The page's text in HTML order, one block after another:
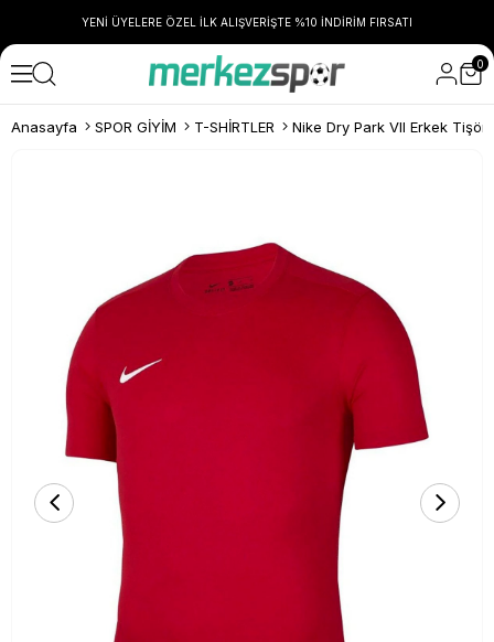
YENİ ÜYELERE ÖZEL İLK ALIŞVERİŞTE %10 İNDİRİM FIRSATI
0
Anasayfa SPOR GİYİM T-SHİRTLER Nike Dry Park VII Erkek